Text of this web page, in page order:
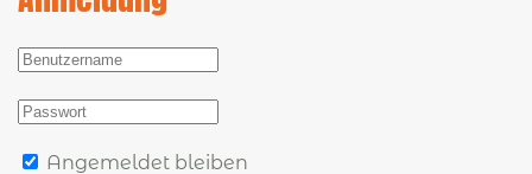
Angemeldet bleiben